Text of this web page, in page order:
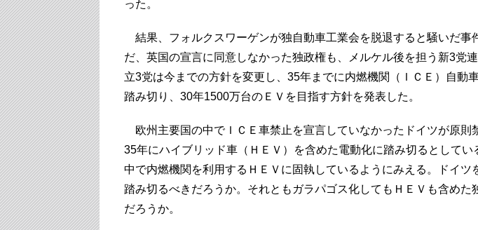
った。
結果、フォルクスワーゲンが独自動車工業会を脱退すると騒いだ事
だ、英国の宣言に同意しなかった独政権も、メルケル後を担う新3党
立3党は今までの方針を変更し、35年までに内燃機関（ＩＣＥ）自動
踏み切り、30年1500万台のＥＶを目指す方針を発表した。
欧州主要国の中でＩＣＥ車禁止を宣言していなかったドイツが原則
35年にハイブリッド車（ＨＥＶ）を含めた電動化に踏み切るとしてい
中で内燃機関を利用するＨＥＶに固執しているようにみえる。ドイツ
踏み切るべきだろうか。それともガラパゴス化してもＨＥＶも含めた
だろうか。